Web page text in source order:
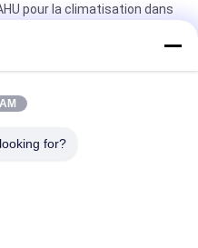
pour la climatisation dans
de système de la CAHT -
chaude
à air profonds
for?